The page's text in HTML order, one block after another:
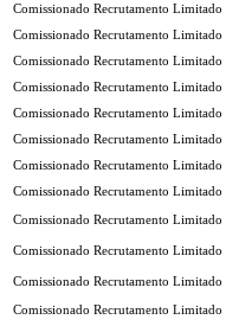
Comissionado Recrutamento Limitado
Comissionado Recrutamento Limitado
Comissionado Recrutamento Limitado
Comissionado Recrutamento Limitado
Comissionado Recrutamento Limitado
Comissionado Recrutamento Limitado
Comissionado Recrutamento Limitado
Comissionado Recrutamento Limitado
Comissionado Recrutamento Limitado
Comissionado Recrutamento Limitado
Comissionado Recrutamento Limitado
Comissionado Recrutamento Limitado